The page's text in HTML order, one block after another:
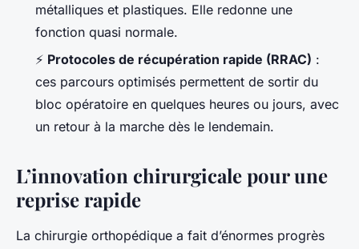
métalliques et plastiques. Elle redonne une
fonction quasi normale.
⚡ Protocoles de récupération rapide (RRAC) :
ces parcours optimisés permettent de sortir du
bloc opératoire en quelques heures ou jours, avec
un retour à la marche dès le lendemain.
L’innovation chirurgicale pour une
reprise rapide
La chirurgie orthopédique a fait d’énormes progrès